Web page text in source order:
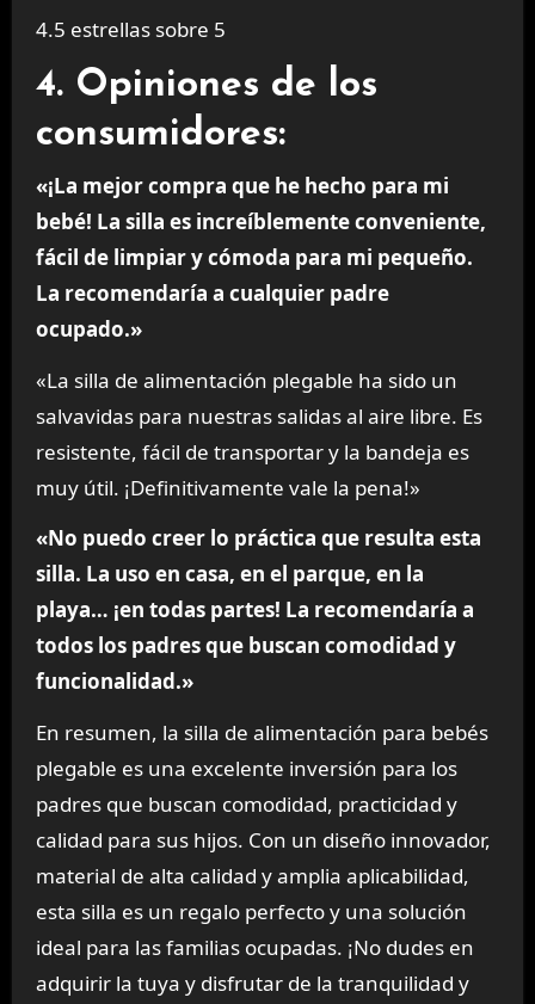
4.5 estrellas sobre 5
4. Opiniones de los
consumidores:
«¡La mejor compra que he hecho para mi
bebé! La silla es increíblemente conveniente,
fácil de limpiar y cómoda para mi pequeño.
La recomendaría a cualquier padre
ocupado.»
«La silla de alimentación plegable ha sido un
salvavidas para nuestras salidas al aire libre. Es
resistente, fácil de transportar y la bandeja es
muy útil. ¡Definitivamente vale la pena!»
«No puedo creer lo práctica que resulta esta
silla. La uso en casa, en el parque, en la
playa… ¡en todas partes! La recomendaría a
todos los padres que buscan comodidad y
funcionalidad.»
En resumen, la silla de alimentación para bebés
plegable es una excelente inversión para los
padres que buscan comodidad, practicidad y
calidad para sus hijos. Con un diseño innovador,
material de alta calidad y amplia aplicabilidad,
esta silla es un regalo perfecto y una solución
ideal para las familias ocupadas. ¡No dudes en
adquirir la tuya y disfrutar de la tranquilidad y